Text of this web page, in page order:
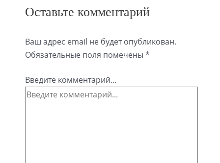
Оставьте комментарий
Ваш адрес email не будет опубликован.
Обязательные поля помечены *
Введите комментарий...